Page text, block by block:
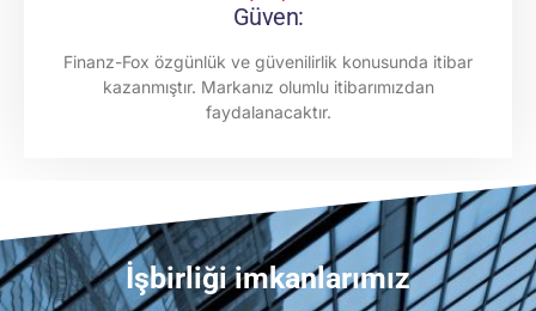
Güven:
Finanz-Fox özgünlük ve güvenilirlik konusunda itibar
kazanmıştır. Markanız olumlu itibarımızdan
faydalanacaktır.
İşbirliği imkanlarımız